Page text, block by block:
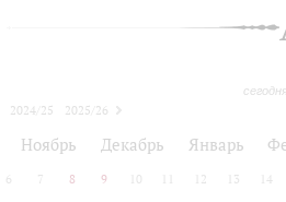
2024/25
2025/26
Ноябрь Декабрь Январь
6 7 8 9 10 12 13 14